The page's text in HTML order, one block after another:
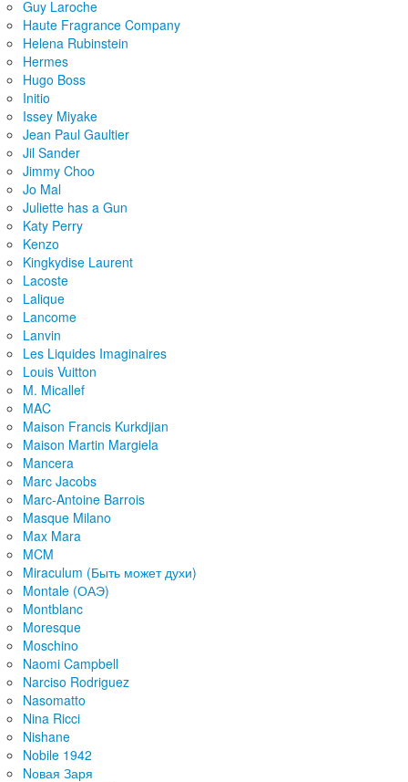
Guy Laroche
Haute Fragrance Company
Helena Rubinstein
Hermes
Hugo Boss
Initio
Issey Miyake
Jean Paul Gaultier
Jil Sander
Jimmy Choo
Jo Mal
Juliette has a Gun
Katy Perry
Kenzo
Kingkydise Laurent
Lacoste
Lalique
Lancome
Lanvin
Les Liquides Imaginaires
Louis Vuitton
M. Micallef
MAC
Maison Francis Kurkdjian
Maison Martin Margiela
Mancera
Marc Jacobs
Marc-Antoine Barrois
Masque Milano
Max Mara
MCM
Miraculum (Быть может духи)
Montale (ОАЭ)
Montblanc
Moresque
Moschino
Naomi Campbell
Narciso Rodriguez
Nasomatto
Nina Ricci
Nishane
Nobile 1942
Nовая Заря